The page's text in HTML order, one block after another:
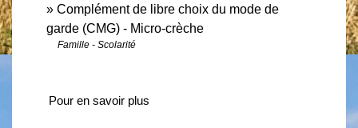
Complément de libre choix du mode de
garde (CMG) - Micro-crèche
Famille - Scolarité
Pour en savoir plus